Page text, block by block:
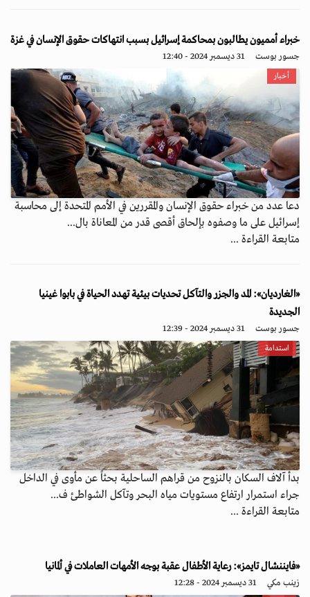
خبراء أمميون يطالبون بمحاكمة إسرائيل بسبب انتهاكات حقوق الإنسان في غزة
جسور بوست 31 ديسمبر 2024 - 12:40
أخبار
دعا عدد من خبراء حقوق الإنسان والمقررين في الأمم المتحدة إلى محاسبة
إسرائيل على ما وصفوه بإلحاق أقصى قدر من المعاناة بال...
متابعة القراءة ...
«الغارديان»: المد والجزر والتآكل تحديات بيئية تهدد الحياة في بابوا غينيا
الجديدة
جسور بوست 31 ديسمبر 2024 - 12:39
استدامة
بدأ آلاف السكان بالنزوح من قراهم الساحلية بحثاً عن مأوى في الداخل
جراء استمرار ارتفاع مستويات مياه البحر وتآكل الشواطئ ف...
متابعة القراءة ...
«فايننشال تايمز»: رعاية الأطفال عقبة بوجه الأمهات العاملات في ألمانيا
زينب مكي 31 ديسمبر 2024 - 12:28